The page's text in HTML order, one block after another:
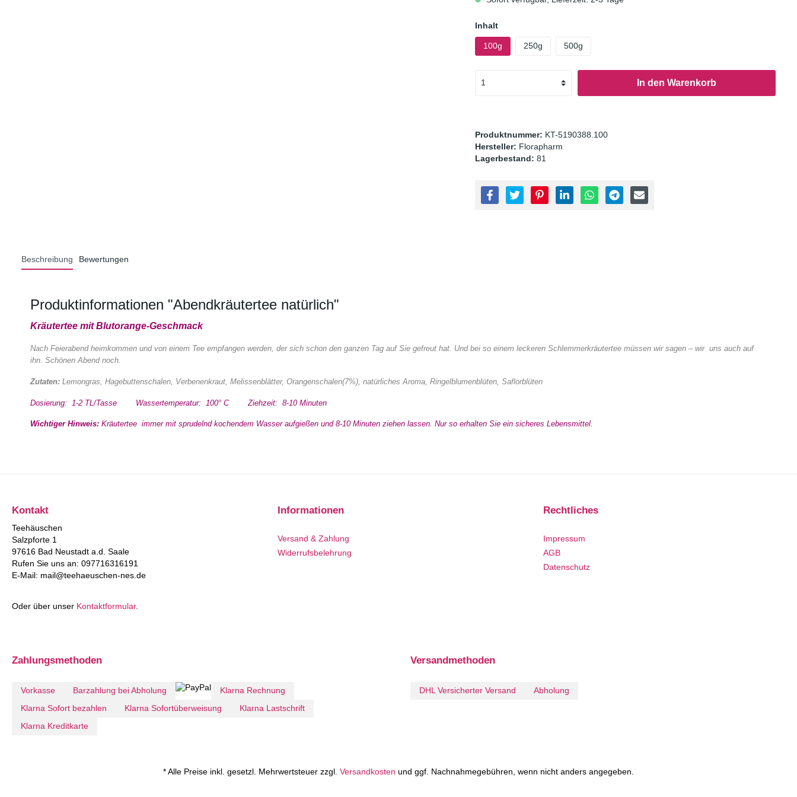
Inhalt
100g 250g 500g
In den Warenkorb
Produktnummer: KT-5190388.100
Hersteller: Florapharm
Lagerbestand: 81
Beschreibung Bewertungen
Produktinformationen "Abendkräutertee natürlich"
Kräutertee mit Blutorange-Geschmack
Nach Feierabend heimkommen und von einem Tee empfangen werden, der sich schon den ganzen Tag auf Sie gefreut hat. Und bei so einem leckeren Schlemmerkräutertee müssen wir sagen – wir uns auch auf
ihn. Schönen Abend noch.
Zutaten: Lemongras, Hagebuttenschalen, Verbenenkraut, Melissenblätter, Orangenschalen(7%), natürliches Aroma, Ringelblumenblüten, Saflorblüten
Dosierung: 1-2 TL/Tasse Wassertemperatur: 100° C Ziehzeit: 8-10 Minuten
Wichtiger Hinweis: Kräutertee immer mit sprudelnd kochendem Wasser aufgießen und 8-10 Minuten ziehen lassen. Nur so erhalten Sie ein sicheres Lebensmittel.
Kontakt
Teehäuschen
Salzpforte 1
97616 Bad Neustadt a.d. Saale
Rufen Sie uns an: 097716316191
E-Mail: mail@teehaeuschen-nes.de
Oder über unser Kontaktformular.
Informationen
Versand & Zahlung
Widerrufsbelehrung
Rechtliches
Impressum
AGB
Datenschutz
Zahlungsmethoden
Vorkasse Barzahlung bei Abholung
Klarna Rechnung
Klarna Sofort bezahlen
Klarna Sofortüberweisung
Klarna Lastschrift
Klarna Kreditkarte
Versandmethoden
DHL Versicherter Versand Abholung
* Alle Preise inkl. gesetzl. Mehrwertsteuer zzgl. Versandkosten und ggf. Nachnahmegebühren, wenn nicht anders angegeben.